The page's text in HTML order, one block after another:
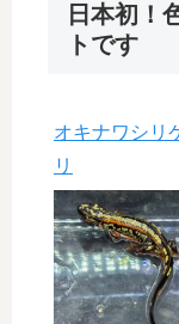
日本初！
トです
オキナワシリ
リ